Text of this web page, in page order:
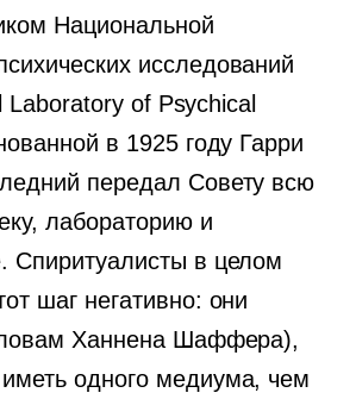
Национальной
исследований
Laboratory of Psychical
в 1925 году Гарри
передал Совету всю
лабораторию и
Спиритуалисты в целом
шаг негативно: они
Ханнена Шаффера),
одного медиума, чем